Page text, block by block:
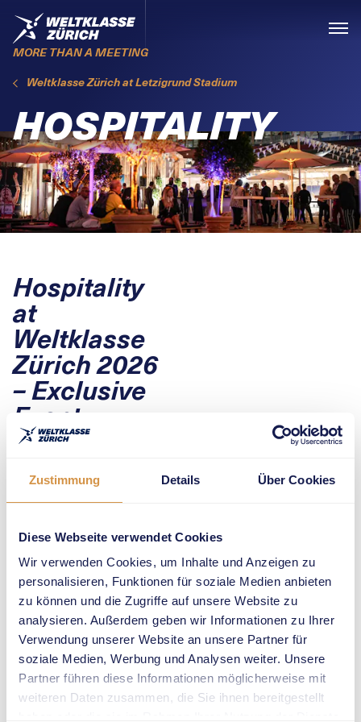
Zustimmung Details Über Cookies
Diese Webseite verwendet Cookies
Wir verwenden Cookies, um Inhalte und Anzeigen zu
personalisieren, Funktionen für soziale Medien anbieten
zu können und die Zugriffe auf unsere Website zu
analysieren. Außerdem geben wir Informationen zu Ihrer
Verwendung unserer Website an unsere Partner für
soziale Medien, Werbung und Analysen weiter. Unsere
Partner führen diese Informationen möglicherweise mit
weiteren Daten zusammen, die Sie ihnen bereitgestellt
Skiplinks
Home
MORE THAN A MEETING
Menü
Weltklasse Zürich at Letzigrund Stadium
HOSPITALITY
Hospitality
at
Weltklasse
Zürich 2026
– Exclusive
Event
Experiences
Weltklasse Zürich 2026
wouldn’t be the unique
event it is without its
We look forward to
welcoming you and your
guests with our
hospitality packages
for an unforgettable
event experience at
Stadion Letzigrund